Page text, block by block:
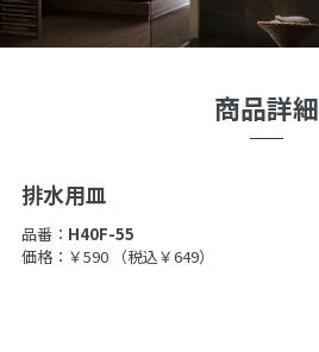
商品詳細
排水用皿
品番： H40F-55
価格：￥590
（税込￥649）